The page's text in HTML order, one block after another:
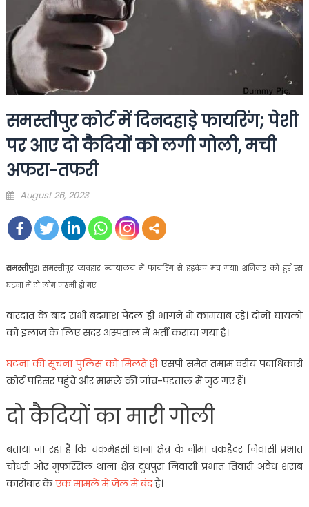
समस्तीपुर कोर्ट में दिनदहाड़े फायरिंग; पेशी
पर आए दो कैदियों को लगी गोली, मची
अफरा-तफरी
Posted
August 26, 2023
समस्तीपुर।समस्तीपुर व्यवहार न्यायालय में फायरिंग से हड़कंप मच गया। शनिवार को हुई इस
घटना में दो लोग जख्मी हो गए।
वारदात के बाद सभी बदमाश पैदल ही भागने में कामयाब रहे। दोनों घायलों
को इलाज के लिए सदर अस्पताल में भर्ती कराया गया है।
घटना की सूचना पुलिस को मिलते हीएसपी समेत तमाम वरीय पदाधिकारी
कोर्ट परिसर पहुंचे और मामले की जांच-पड़ताल में जुट गए हैं।
दो कैदियों का मारी गोली
बताया जा रहा है कि चकमेहसी थाना क्षेत्र के नीमा चकहैदर निवासी प्रभात
चौधरी और मुफस्सिल थाना क्षेत्र दुधपुरा निवासी प्रभात तिवारी अवैध शराब
कारोबार केएक मामले में जेल में बंदहै।